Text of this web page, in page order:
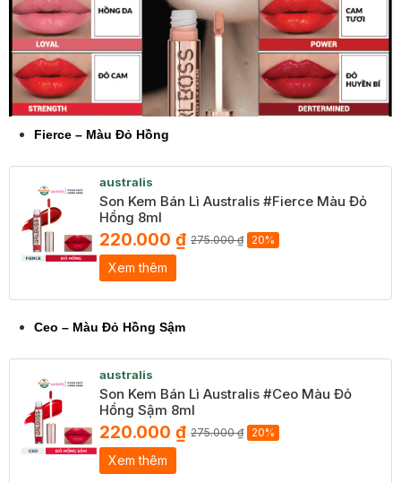
Fierce – Màu Đỏ Hồng
australis
Son Kem Bán Lì Australis #Fierce Màu Đỏ
Hồng 8ml
220.000 ₫ 275.000 ₫ 20%
Xem thêm
Ceo – Màu Đỏ Hồng Sậm
australis
Son Kem Bán Lì Australis #Ceo Màu Đỏ
Hồng Sậm 8ml
220.000 ₫ 275.000 ₫ 20%
Xem thêm